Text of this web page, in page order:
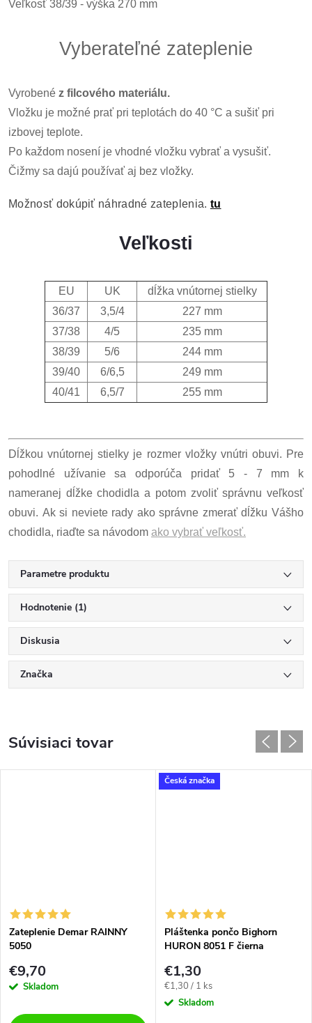
Veľkosť 38/39 - výška 270 mm
Vyberateľné zateplenie
Vyrobené z filcového materiálu.
Vložku je možné prať pri teplotách do 40 °C a sušiť pri
izbovej teplote.
Po každom nosení je vhodné vložku vybrať a vysušiť.
Čižmy sa dajú používať aj bez vložky.
Možnosť dokúpiť náhradné zateplenia. tu
Veľkosti
EU UK
dĺžka vnútornej stielky
36/37
3,5/4
227 mm
37/38
4/5
235 mm
38/39
5/6
244 mm
39/40
6/6,5
249 mm
40/41
6,5/7 255 mm
Dĺžkou vnútornej stielky je rozmer vložky vnútri obuvi. Pre
pohodlné užívanie sa odporúča pridať 5 - 7 mm k
nameranej dĺžke chodidla a potom zvoliť správnu veľkosť
obuvi. Ak si neviete rady ako správne zmerať dĺžku Vášho
chodidla, riaďte sa návodom ako vybrať veľkosť.
Parametre produktu
Hodnotenie (1)
Diskusia
Značka
Súvisiaci tovar
Zateplenie Demar RAINNY
5050
€9,70
Skladom
Česká značka
Pláštenka pončo Bighorn
HURON 8051 F čierna
€1,30
Jednotková
cena:
€1,30 / 1 ks
Skladom